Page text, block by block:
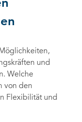
und
Welche
von den
Flexibilität und